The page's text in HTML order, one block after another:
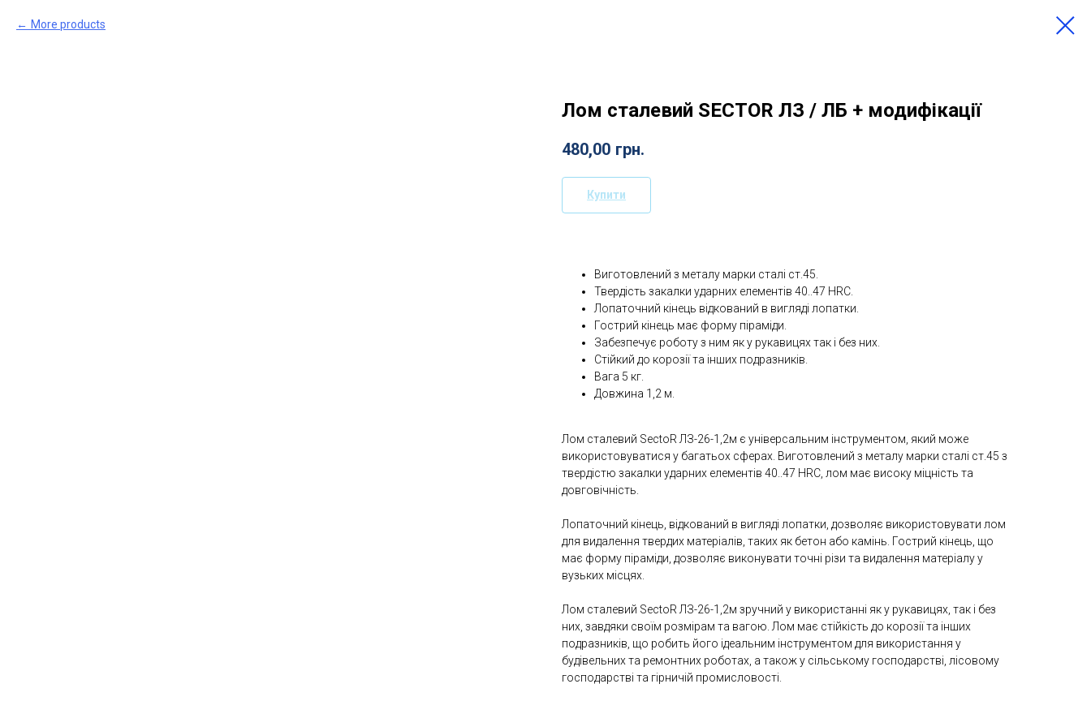
More products
Лом сталевий SECTOR ЛЗ / ЛБ + модифікації
480,00 грн.
Купити
Виготовлений з металу марки сталі ст.45.
Твердість закалки ударних елементів 40..47 HRC.
Лопаточний кінець відкований в вигляді лопатки.
Гострий кінець має форму піраміди.
Забезпечує роботу з ним як у рукавицях так і без них.
Стійкий до корозії та інших подразників.
Вага 5 кг.
Довжина 1,2 м.
Лом сталевий SectoR ЛЗ-26-1,2м є універсальним інструментом, який може
використовуватися у багатьох сферах. Виготовлений з металу марки сталі ст.45 з
твердістю закалки ударних елементів 40..47 HRC, лом має високу міцність та
довговічність.
Лопаточний кінець, відкований в вигляді лопатки, дозволяє використовувати лом
для видалення твердих матеріалів, таких як бетон або камінь. Гострий кінець, що
має форму піраміди, дозволяє виконувати точні різи та видалення матеріалу у
вузьких місцях.
Лом сталевий SectoR ЛЗ-26-1,2м зручний у використанні як у рукавицях, так і без
них, завдяки своїм розмірам та вагою. Лом має стійкість до корозії та інших
подразників, що робить його ідеальним інструментом для використання у
будівельних та ремонтних роботах, а також у сільському господарстві, лісовому
господарстві та гірничій промисловості.